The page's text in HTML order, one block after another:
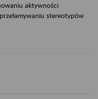
aktywności
stereotypów